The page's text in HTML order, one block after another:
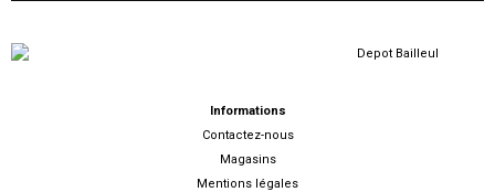
Informations
Contactez-nous
Magasins
Mentions légales